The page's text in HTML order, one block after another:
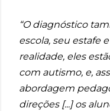
“O diagnóstico
escola, seu estafe
realidade, eles
com autismo, e,
abordagem
direções [...] os